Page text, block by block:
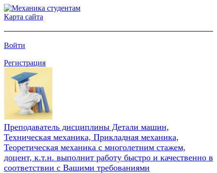
Карта сайта
Войти
Регистрация
Преподаватель дисциплины Детали машин,
Техническая механика, Прикладная механика,
Теоретическая механика с многолетним стажем,
доцент, к.т.н. выполнит работу быстро и качественно в
соответствии с Вашими требованиями